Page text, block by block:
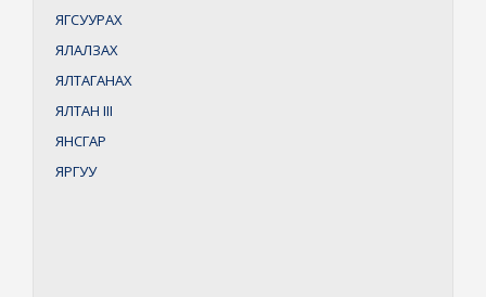
ЯГСУУРАХ
ЯЛАЛЗАХ
ЯЛТАГАНАХ
ЯЛТАН III
ЯНСГАР
ЯРГУУ